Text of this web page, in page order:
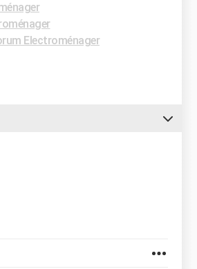
Electroménager